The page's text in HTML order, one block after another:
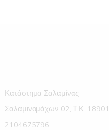
Κατάστημα Σαλαμίνας
Σαλαμινομάχων 02, Τ.Κ :18901
2104675796